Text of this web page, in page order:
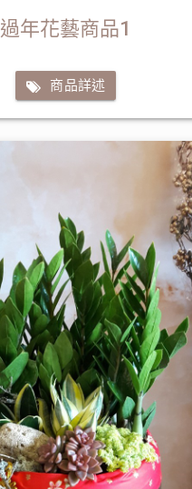
過年花藝商品1
商品詳述